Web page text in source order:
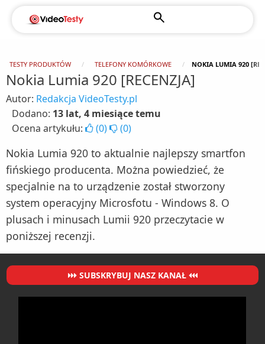
TESTY PRODUKTÓW TELEFONY KOMÓRKOWE NOKIA LUMIA 920
Nokia Lumia 920 [RECENZJA]
Autor: Redakcja VideoTesty.pl
Dodano: 13 lat, 4 miesiące temu
Ocena artykułu:
(0) (0)
Nokia Lumia 920 to aktualnie najlepszy smartfon
fińskiego producenta. Można powiedzieć, że
specjalnie na to urządzenie został stworzony
system operacyjny Microsfotu - Windows 8. O
plusach i minusach Lumii 920 przeczytacie w
poniższej recenzji.
SUBSKRYBUJ NASZ KANAŁ